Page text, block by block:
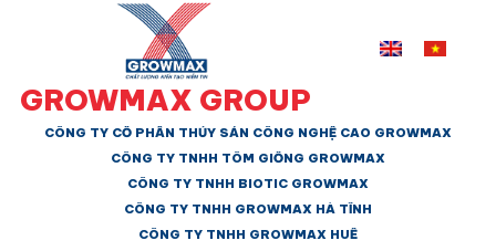
GROWMAX GROUP
CÔNG TY CỔ PHẦN THỦY SẢN CÔNG NGHỆ CAO GROWMAX
CÔNG TY TNHH TÔM GIỐNG GROWMAX
CÔNG TY TNHH BIOTIC GROWMAX
CÔNG TY TNHH GROWMAX HÀ TĨNH
CÔNG TY TNHH GROWMAX HUẾ